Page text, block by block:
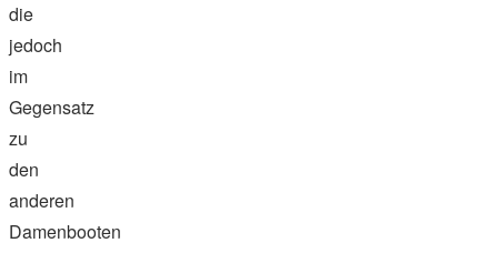
die
jedoch
im
Gegensatz
zu
den
anderen
Damenbooten